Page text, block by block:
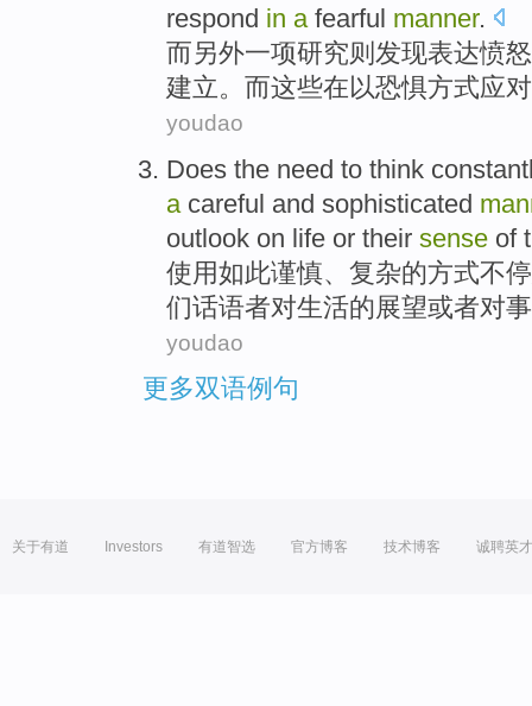
respond in a fearful manner.
而另外一项研究则 发现表达愤怒
建立。而这些在以恐惧方式应对
youdao
Does the need to think
a careful and sophisticated
outlook on life or their sense of
使用如此谨慎、 复杂的方式不停
们话语者对生活的 展望或者对
youdao
更多双语例句
关于有道 Investors 有道智选 官方博客 技术博客 诚聘英才